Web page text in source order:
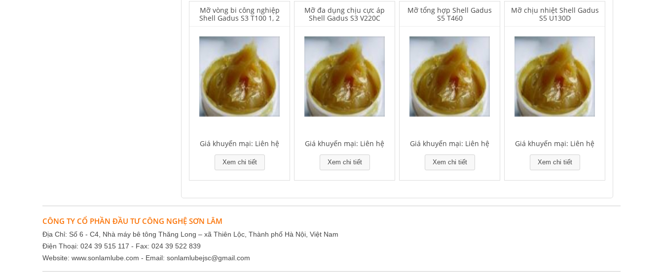
Mỡ vòng bi công nghiệp
Shell Gadus S3 T100 1, 2
Giá khuyến mại: Liên hệ
Xem chi tiết
Mỡ đa dụng chịu cực áp
Shell Gadus S3 V220C
Giá khuyến mại: Liên hệ
Xem chi tiết
Mỡ tổng hợp Shell Gadus
S5 T460
Giá khuyến mại: Liên hệ
Xem chi tiết
Mỡ chịu nhiệt Shell Gadus
S5 U130D
Giá khuyến mại: Liên hệ
Xem chi tiết
CÔNG TY CỔ PHẦN ĐẦU TƯ CÔNG NGHỆ SƠN LÂM
Địa Chỉ: Số 6 - C4, Nhà máy bê tông Thăng Long – xã Thiên Lộc, Thành phố Hà Nội, Việt Nam
Điện Thoại: 024 39 515 117 - Fax: 024 39 522 839
Website: www.sonlamlube.com - Email: sonlamlubejsc@gmail.com